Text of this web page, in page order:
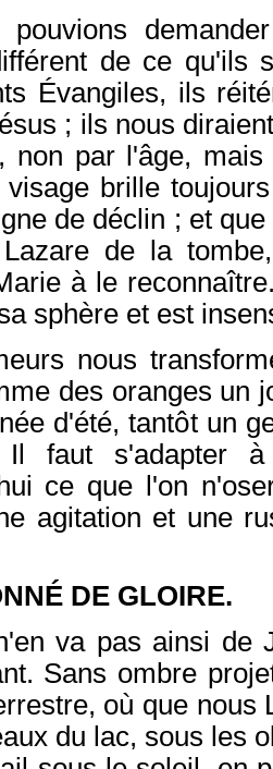
pouvions
de ce qu'ils
Évangiles, ils
; ils nous
non par l'âge,
visage brille
de déclin ; et
de la
à le
sphère et est
nous
des oranges un
d'été, tantôt un
Il faut s'adapter à
ce que l'on
agitation et une
DE GLOIRE.
va pas ainsi de
Sans ombre
où que
du lac, sous les